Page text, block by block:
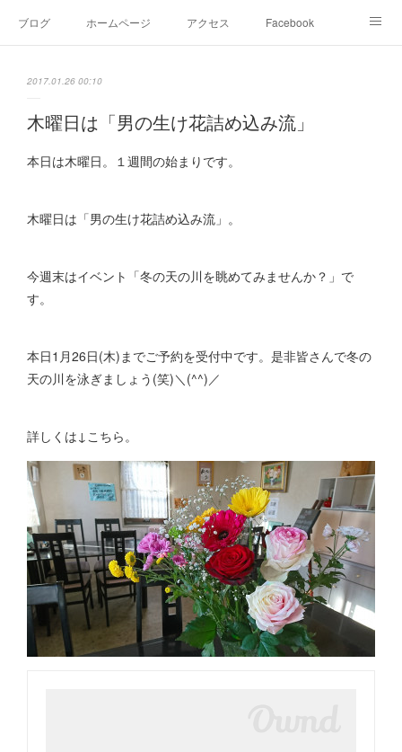
ブログ ホームページ アクセス Facebook
2017.01.26 00:10
木曜日は「男の生け花詰め込み流」
本日は木曜日。１週間の始まりです。
木曜日は「男の生け花詰め込み流」。
今週末はイベント「冬の天の川を眺めてみませんか？」で
す。
本日1月26日(木)までご予約を受付中です。是非皆さんで冬の
天の川を泳ぎましょう(笑)＼(^^)／
詳しくは↓こちら。